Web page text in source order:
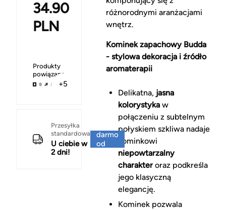
34.90
PLN
Produkty
powiązane
+5
Przesyłka
standardowa
U ciebie w
2 dni!
darmo
od
różnorodnymi aranżacjami
wnętrz.
Kominek zapachowy Budda
- stylowa dekoracja i źródło
aromaterapii
Delikatna, jasna
kolorystykaw
połączeniu z subtelnym
połyskiem szkliwa nadaje
kominkowi
niepowtarzalny
charakteroraz podkreśla
jego klasyczną
elegancję.
Kominek pozwala